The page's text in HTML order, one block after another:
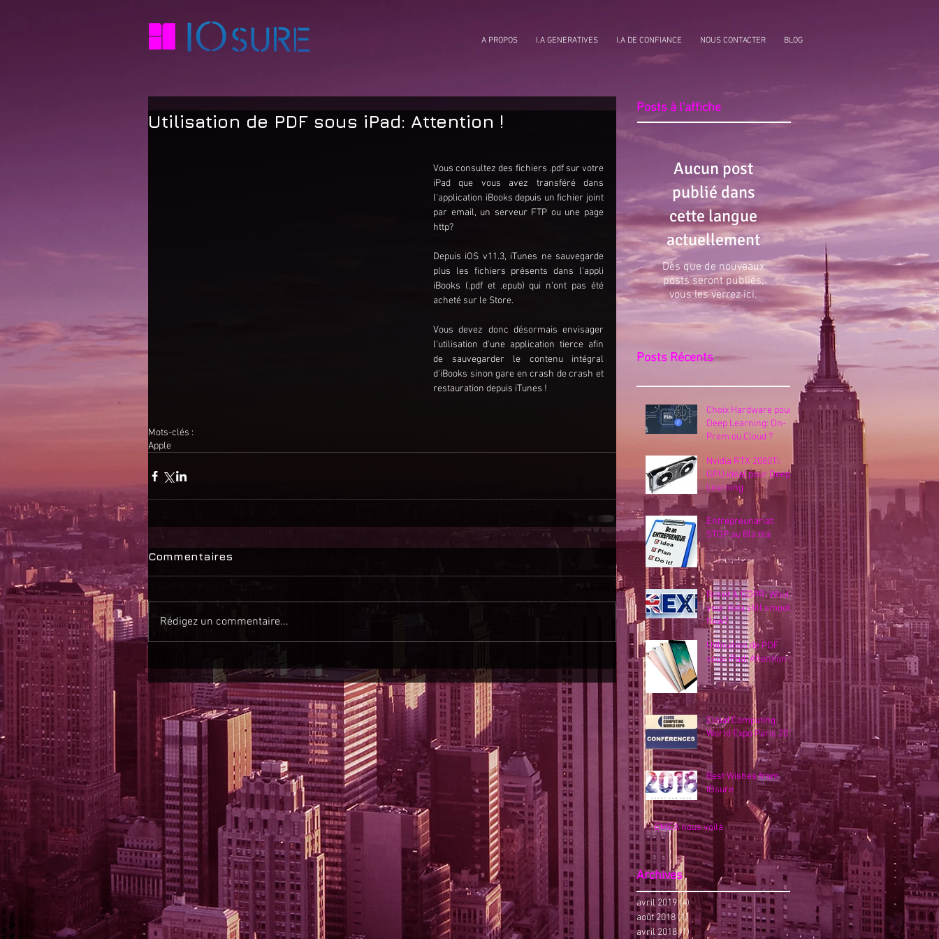
A PROPOS I.A GENERATIVES I.A DE CONFIANCE NOUS CONTACTER BLOG
Utilisation de PDF sous iPad: Attention !
Vous consultez des fichiers .pdf sur votre
iPad que vous avez transféré dans
l'application iBooks depuis un fichier joint
par email, un serveur FTP ou une page
http?
Depuis iOS v11.3, iTunes ne sauvegarde
plus les fichiers présents dans l'appli
iBooks (.pdf et .epub) qui n'ont pas été
acheté sur le Store.
Vous devez donc désormais envisager
l'utilisation d'une application tierce afin
de sauvegarder le contenu intégral
d'iBooks sinon gare en crash de crash et
restauration depuis iTunes !
Mots-clés :
Apple
Commentaires
Rédigez un commentaire...
Posts à l'affiche
Aucun post
publié dans
cette langue
actuellement
Dès que de nouveaux
posts seront publiés,
vous les verrez ici.
Posts Récents
Choix Hardware pour
Deep Learning: On-
Prem ou Cloud ?
Nvidia RTX 2080Ti:
GPU idéal pour Deep
Learning
Entrepreunariat:
STOP au Bla bla
Brexit & GDPR: Would
your data still smooth
flow?
Utilisation de PDF
sous iPad: Attention !
Cloud Computing
World Expo Paris 2018
Best Wishes from
IOsure
EMEA nous voilà
Archives
avril 2019(4)4 posts
août 2018(1) 1 post
avril 2018(1)1 post